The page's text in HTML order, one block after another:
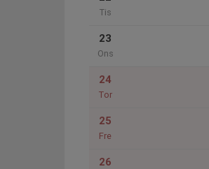
Tis
23
Ons
24
Tor
25
Fre
26